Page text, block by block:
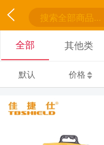
全部 其他类
默认 价格